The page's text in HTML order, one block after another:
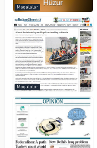
Məqalələr
Məqalələr